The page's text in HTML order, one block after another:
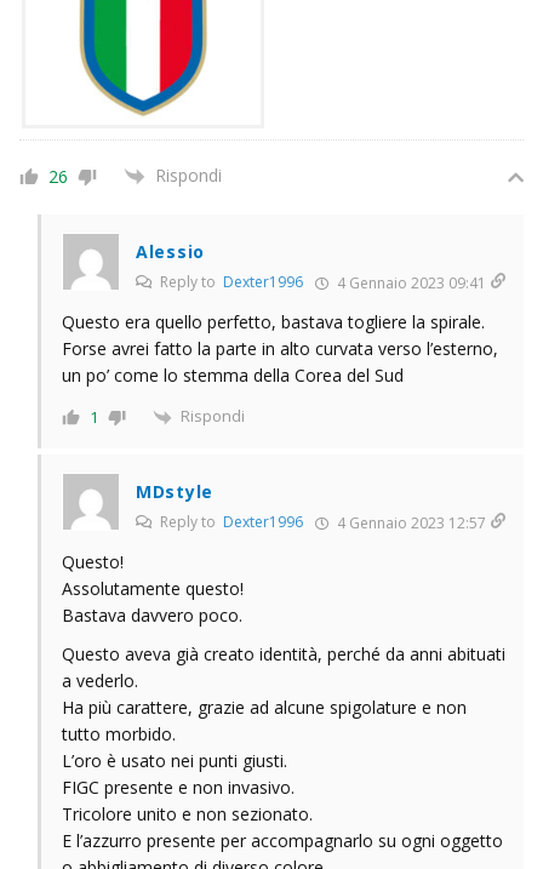
26 Rispondi
Alessio
Reply to Dexter1996 4 Gennaio 2023 09:41
Questo era quello perfetto, bastava togliere la spirale.
Forse avrei fatto la parte in alto curvata verso l’esterno,
un po’ come lo stemma della Corea del Sud
1 Rispondi
MDstyle
Reply to Dexter1996 4 Gennaio 2023 12:57
Questo!
Assolutamente questo!
Bastava davvero poco.
Questo aveva già creato identità, perché da anni abituati
a vederlo.
Ha più carattere, grazie ad alcune spigolature e non
tutto morbido.
L’oro è usato nei punti giusti.
FIGC presente e non invasivo.
Tricolore unito e non sezionato.
E l’azzurro presente per accompagnarlo su ogni oggetto